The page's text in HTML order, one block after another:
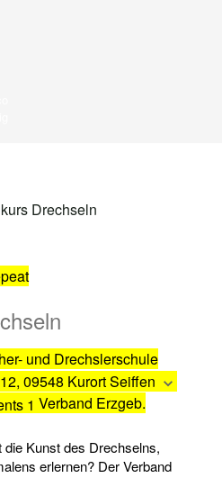
und Drechslerschule
09548 Kurort Seiffen
Verband Erzgeb.
Kunst des Drechselns,
erlernen? Der Verband